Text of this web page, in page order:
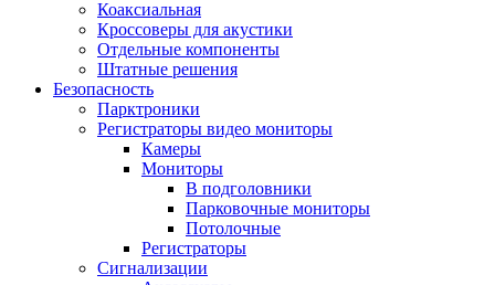
Коаксиальная
Кроссоверы для акустики
Отдельные компоненты
Штатные решения
Безопасность
Парктроники
Регистраторы видео мониторы
Камеры
Мониторы
В подголовники
Парковочные мониторы
Потолочные
Регистраторы
Сигнализации